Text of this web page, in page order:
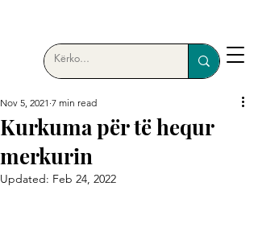
Kurkuma për të hequr
merkurin
Nov 5, 2021 7 min read
Updated: Feb 24, 2022